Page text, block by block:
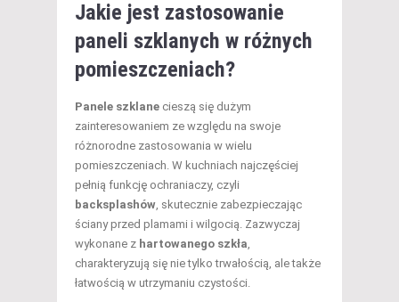
Jakie jest zastosowanie
paneli szklanych w różnych
pomieszczeniach?
Panele szklane cieszą się dużym
zainteresowaniem ze względu na swoje
różnorodne zastosowania w wielu
pomieszczeniach. W kuchniach najczęściej
pełnią funkcję ochraniaczy, czyli
backsplashów , skutecznie zabezpieczając
ściany przed plamami i wilgocią. Zazwyczaj
wykonane z hartowanego szkła
charakteryzują się nie tylko trwałością, ale także
łatwością w utrzymaniu czystości.